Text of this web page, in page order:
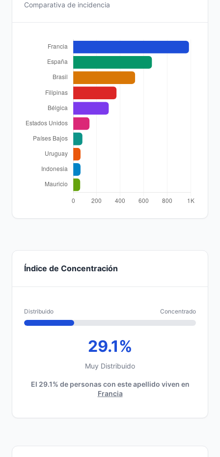
Comparativa de incidencia
Índice de Concentración
Distribuido Concentrado
29.1%
Muy Distribuido
El 29.1% de personas con este apellido viven en
Francia